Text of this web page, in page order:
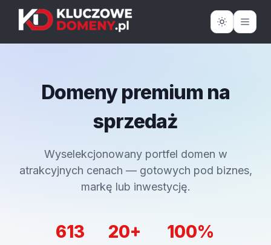
Domeny premium na
sprzedaż
Wyselekcjonowany portfel domen w
atrakcyjnych cenach — gotowych pod biznes,
markę lub inwestycję.
613 20+ 100%